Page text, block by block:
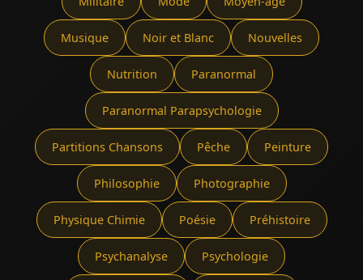
Musique Noir et Blanc Nouvelles
Nutrition Paranormal
Paranormal Parapsychologie
Partitions Chansons Pêche Peinture
Philosophie Photographie
Physique Chimie Poésie Préhistoire
Psychanalyse Psychologie